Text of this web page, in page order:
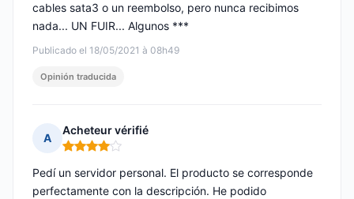
Publicado el 18/05/2021 à 08h49
cables sata3 o un reembolso, pero nunca recibimos
nada... UN FUIR... Algunos ***
Opinión traducida
A
Acheteur vérifié
Nota: 4 de 5
Pedí un servidor personal. El producto se corresponde
perfectamente con la descripción. He podido